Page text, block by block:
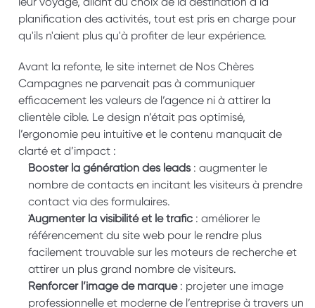
planification des activités, tout est pris en charge pour
qu'ils n'aient plus qu'à profiter de leur expérience.
Avant la refonte, le site internet de Nos Chères
Campagnes ne parvenait pas à communiquer
efficacement les valeurs de l’agence ni à attirer la
clientèle cible. Le design n’était pas optimisé,
l’ergonomie peu intuitive et le contenu manquait de
clarté et d’impact :
Booster la génération des leads : augmenter le
nombre de contacts en incitant les visiteurs à prendre
contact via des formulaires.
Augmenter la visibilité et le trafic : améliorer le
référencement du site web pour le rendre plus
facilement trouvable sur les moteurs de recherche et
attirer un plus grand nombre de visiteurs.
Renforcer l’image de marque : projeter une image
professionnelle et moderne de l’entreprise à travers un